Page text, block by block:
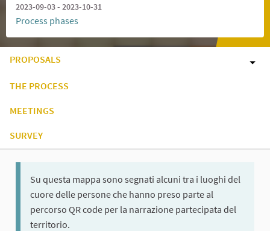
2023-09-03 - 2023-10-31
Process phases
PROPOSALS
THE PROCESS
MEETINGS
SURVEY
Su questa mappa sono segnati alcuni tra i luoghi del
cuore delle persone che hanno preso parte al
percorso QR code per la narrazione partecipata del
territorio.